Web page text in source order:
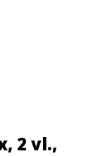
2 vl.,